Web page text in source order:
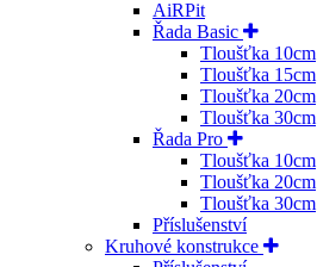
AiRPit
Řada Basic
Tloušťka 10cm
Tloušťka 15cm
Tloušťka 20cm
Tloušťka 30cm
Řada Pro
Tloušťka 10cm
Tloušťka 20cm
Tloušťka 30cm
Příslušenství
Kruhové konstrukce